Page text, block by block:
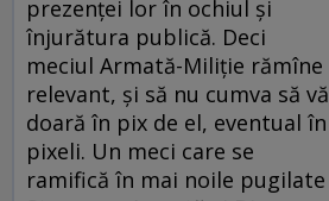
prezenţei lor în ochiul şi
înjurătura publică. Deci
meciul Armată-Miliţie rămîne
relevant, şi să nu cumva să vă
doară în pix de el, eventual în
pixeli. Un meci care se
ramifică în mai noile pugilate